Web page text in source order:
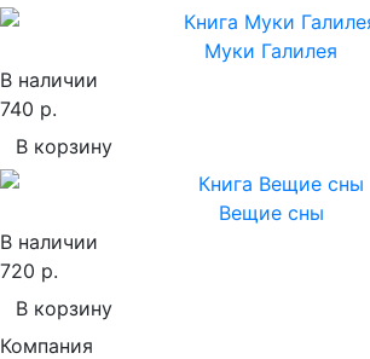
Муки Галилея
В наличии
740 р.
В корзину
Вещие сны
В наличии
720 р.
В корзину
Компания